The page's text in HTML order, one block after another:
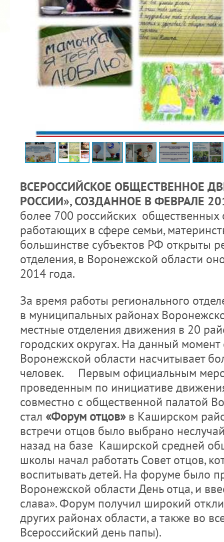
ВСЕРОССИЙСКОЕ ОБЩЕСТВЕННОЕ
РОССИИ», СОЗДАННОЕ В ФЕВРАЛЕ
более 700 российских общественных
работающих в сфере семьи,
большинстве субъектов РФ открыты
отделения, в Воронежской области
2014 года.
За время работы регионального
в муниципальных районах
местные отделения движения в 20
городских округах. На данный момент
Воронежской области насчитывает
человек. Первым официальным
проведенным по инициативе
совместно с общественной палатой
стал «Форум отцов»в Каширском
встречи отцов было выбрано
назад на базе Каширской средней
школы начал работать Совет отцов,
воспитывать детей. На форуме было
Воронежской области День отца, и
слава». Форум получил широкий
других районах области, а также во
Всероссийский день папы).
КУБОК ДРУЖБЫ
02.09.2019